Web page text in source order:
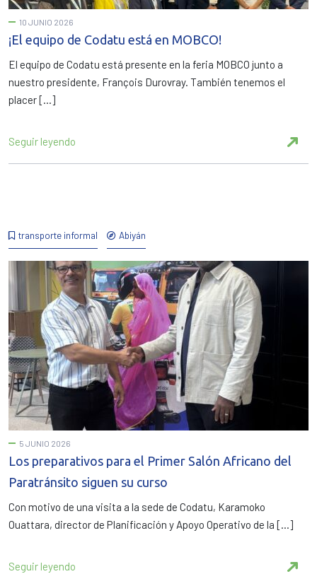
10 JUNIO 2026
¡El equipo de Codatu está en MOBCO!
El equipo de Codatu está presente en la feria MOBCO junto a
nuestro presidente, François Durovray. También tenemos el
placer […]
Seguir leyendo
transporte informal Abiyán
5 JUNIO 2026
Los preparativos para el Primer Salón Africano del
Paratránsito siguen su curso
Con motivo de una visita a la sede de Codatu, Karamoko
Ouattara, director de Planificación y Apoyo Operativo de la […]
Seguir leyendo